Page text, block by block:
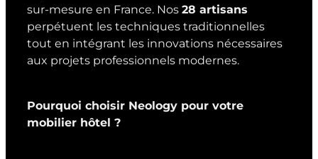
sur-mesure en France. Nos 28 artisans
perpétuent les techniques traditionnelles
tout en intégrant les innovations nécessaires
aux projets professionnels modernes.
Pourquoi choisir Neology pour votre
mobilier hôtel ?